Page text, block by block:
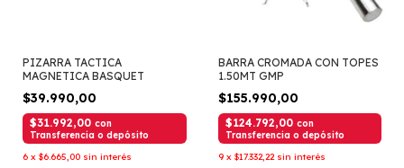
PIZARRA TACTICA
MAGNETICA BASQUET
$39.990,00
$31.992,00 con
Transferencia o depósito
6 x $6.665,00 sin interés
BARRA CROMADA CON TOPES
1.50MT GMP
$155.990,00
$124.792,00 con
Transferencia o depósito
9 x $17.332,22 sin interés